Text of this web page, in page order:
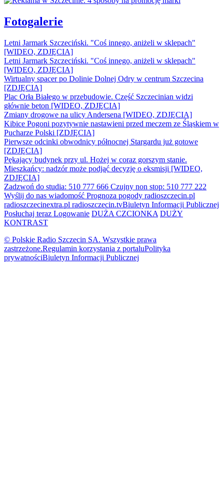
Fotogalerie
Letni Jarmark Szczeciński. "Coś innego, aniżeli w sklepach"
[WIDEO, ZDJĘCIA]
Letni Jarmark Szczeciński. "Coś innego, aniżeli w sklepach"
[WIDEO, ZDJĘCIA]
Wirtualny spacer po Dolinie Dolnej Odry w centrum Szczecina
[ZDJĘCIA]
Plac Orła Białego w przebudowie. Część Szczecinian widzi
głównie beton [WIDEO, ZDJĘCIA]
Zmiany drogowe na ulicy Andersena [WIDEO, ZDJĘCIA]
Kibice Pogoni pozytywnie nastawieni przed meczem ze Śląskiem w
Pucharze Polski [ZDJĘCIA]
Pierwsze odcinki obwodnicy północnej Stargardu już gotowe
[ZDJĘCIA]
Pękający budynek przy ul. Hożej w coraz gorszym stanie.
Mieszkańcy: nadzór może podjąć decyzję o eksmisji [WIDEO,
ZDJĘCIA]
Zadzwoń do studia: 510 777 666 Czujny non stop: 510 777 222
Wyślij do nas wiadomość Prognoza pogody radioszczecin.pl
radioszczecinextra.pl radioszczecin.tvBiuletyn Informacji Publicznej
Posłuchaj teraz Logowanie DUŻA CZCIONKA DUŻY
KONTRAST
© Polskie Radio Szczecin SA. Wszystkie prawa
zastrzeżone.Regulamin korzystania z portaluPolityka
prywatnościBiuletyn Informacji Publicznej